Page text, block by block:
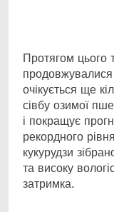
Протягом цього
очікується ще
сівбу озимої
і покращує
рекордного
кукурудзи
та високу
затримка.